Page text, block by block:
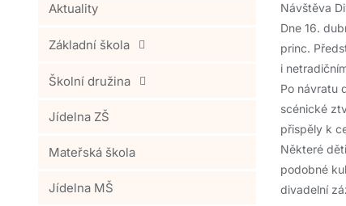
Aktuality
Základní škola
Školní družina
Jídelna ZŠ
Mateřská škola
Jídelna MŠ
Návštěva
Dne 16.
princ.
i
Po návratu
scénické
přispěly k
Některé
podobné
divadelní